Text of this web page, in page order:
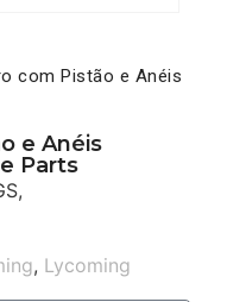
com Pistão e Anéis
e Anéis
Parts
, Lycoming